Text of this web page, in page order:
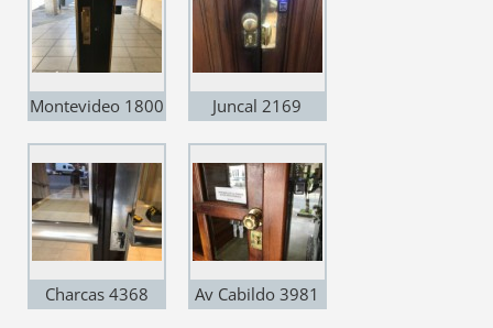
Montevideo 1800 Juncal 2169
Charcas 4368 Av Cabildo 3981